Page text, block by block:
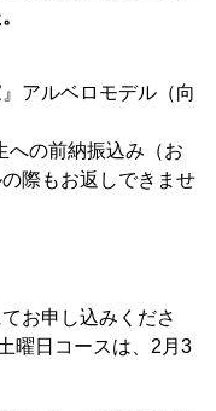
アルベロモデル（向
の前納振込み（お
際もお返しできませ
お申し込みくださ
曜日コースは、2月3